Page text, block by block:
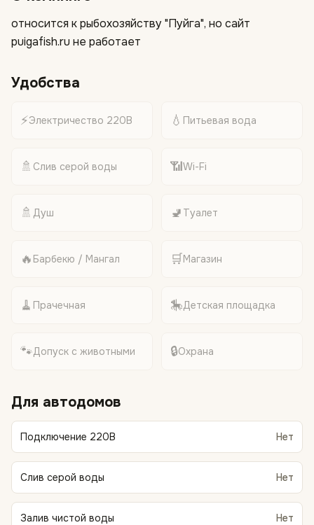
относится к рыбохозяйству "Пуйга", но сайт
puigafish.ru не работает
Удобства
⚡Электричество 220В 💧 Питьевая вода
🚿 Слив серой воды 📶Wi-Fi
🚿 Душ 🚽 Туалет
🔥 Барбекю / Мангал 🛒Магазин
🧹 Прачечная 🎠Детская площадка
🐾Допуск с животными 🔒Охрана
Для автодомов
Подключение 220В Нет
Слив серой воды Нет
Залив чистой воды Нет